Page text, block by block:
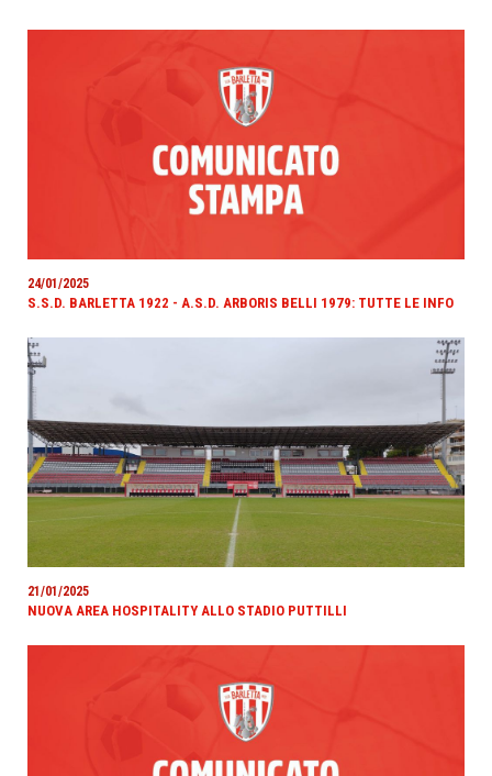
24/01/2025
S.S.D. BARLETTA 1922 - A.S.D. ARBORIS BELLI 1979: TUTTE LE INFO
21/01/2025
NUOVA AREA HOSPITALITY ALLO STADIO PUTTILLI